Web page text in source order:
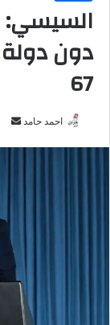
السيسي:
دون
67
احمد حامد